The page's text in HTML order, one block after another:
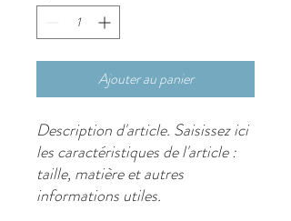
Ajouter au panier
Description d'article. Saisissez ici
les caractéristiques de l'article :
taille, matière et autres
informations utiles.